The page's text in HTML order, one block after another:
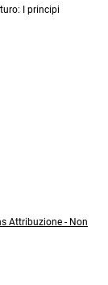
I principi
Attribuzione - Non